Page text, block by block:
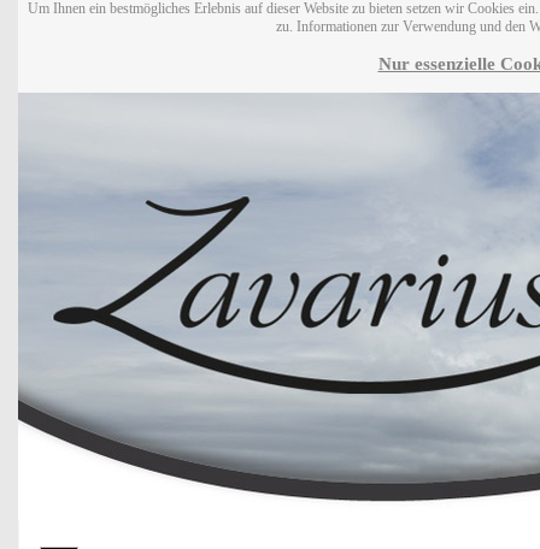
Um Ihnen ein bestmögliches Erlebnis auf dieser Website zu bieten setzen wir Cookies
zu. Informationen zur Verwendung und den
Nur essenzielle